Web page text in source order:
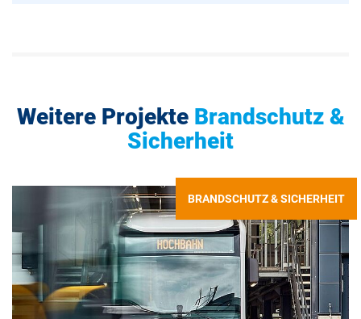
Weitere Projekte Brandschutz &
Sicherheit
BRANDSCHUTZ & SICHERHEIT